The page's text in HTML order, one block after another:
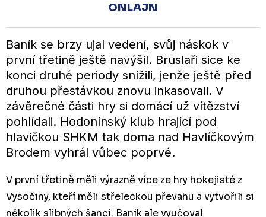
ONLAJN
Baník se brzy ujal vedení, svůj náskok v
první třetině ještě navýšil. Bruslaři sice ke
konci druhé periody snížili, jenže ještě před
druhou přestávkou znovu inkasovali. V
závěrečné části hry si domácí už vítězství
pohlídali. Hodonínský klub hrající pod
hlavičkou SHKM tak doma nad Havlíčkovým
Brodem vyhrál vůbec poprvé.
V první třetině měli výrazně více ze hry hokejisté z
Vysočiny, kteří měli střeleckou převahu a vytvořili si
několik slibných šancí. Baník ale vyučoval